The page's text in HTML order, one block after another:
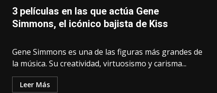
3 películas en las que actúa Gene
Simmons, el icónico bajista de Kiss
Gene Simmons es una de las figuras más grandes de
la música. Su creatividad, virtuosismo y carisma...
Leer Más